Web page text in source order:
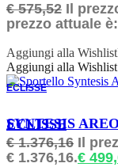
€575,52 Il
prezzo attuale
Aggiungi alla Wishlist
Aggiungi alla Wishlist
ECLISSE
ORDINABILE
SYNTESIS AREO 800×2100 ANTA A LIBRO – ECLISSE
€1.376,16 Il
€ 1.376,16.€